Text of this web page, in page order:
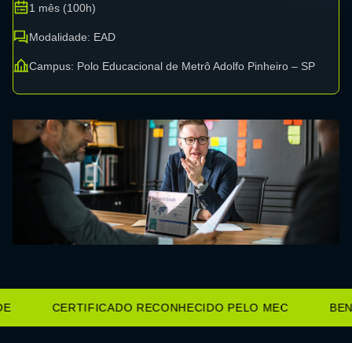
1 mês (100h)
Modalidade: EAD
Campus: Polo Educacional de Metrô Adolfo Pinheiro – SP
CERTIFICADO RECONHECIDO PELO MEC